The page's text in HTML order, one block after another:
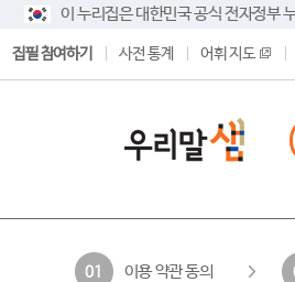
이 누리집은 대한민국 공식 전자정부
집필 참여하기 사전 통계 어휘 지도
01 이용 약관 동의